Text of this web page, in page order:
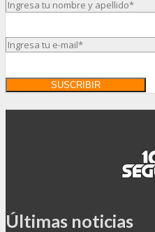
Últimas noticias